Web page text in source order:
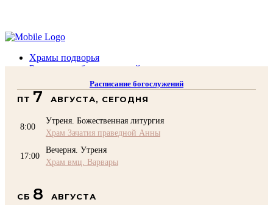
Храмы подворья
Расписание богослужений
Воскресная школа
Преподаватели Воскресной школы
КОНТАКТЫ
Помочь Подворью
Расписание богослужений
ПТ 7 АВГУСТА, СЕГОДНЯ
8:00
Утреня. Божественная литургия
Храм Зачатия праведной Анны
17:00
Вечерня. Утреня
Храм вмц. Варвары
СБ 8 АВГУСТА